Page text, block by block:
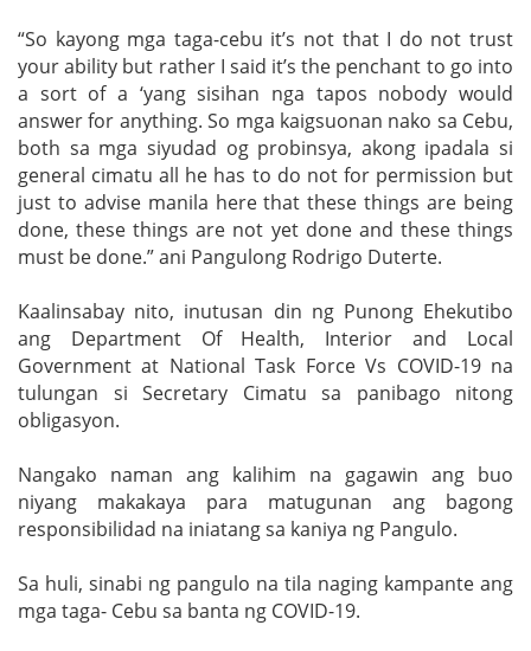
“So kayong mga taga-cebu it’s not that I do not trust
your ability but rather I said it’s the penchant to go into
a sort of a ‘yang sisihan nga tapos nobody would
answer for anything. So mga kaigsuonan nako sa Cebu,
both sa mga siyudad og probinsya, akong ipadala si
general cimatu all he has to do not for permission but
just to advise manila here that these things are being
done, these things are not yet done and these things
must be done.” ani Pangulong Rodrigo Duterte.
Kaalinsabay nito, inutusan din ng Punong Ehekutibo
ang Department Of Health, Interior and Local
Government at National Task Force Vs COVID-19 na
tulungan si Secretary Cimatu sa panibago nitong
obligasyon.
Nangako naman ang kalihim na gagawin ang buo
niyang makakaya para matugunan ang bagong
responsibilidad na iniatang sa kaniya ng Pangulo.
Sa huli, sinabi ng pangulo na tila naging kampante ang
mga taga- Cebu sa banta ng COVID-19.